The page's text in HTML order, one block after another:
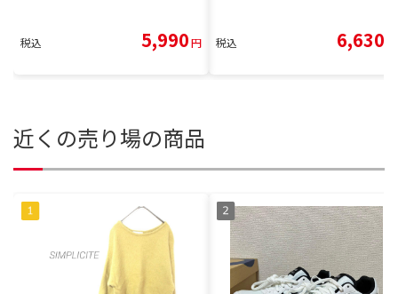
税込 5,990円 税込 6,630
近くの売り場の商品